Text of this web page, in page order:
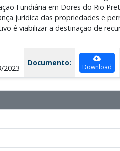
Fundiária em Dores do Rio
jurídica das propriedades e
é viabilizar a destinação de
2023
Documento: Download